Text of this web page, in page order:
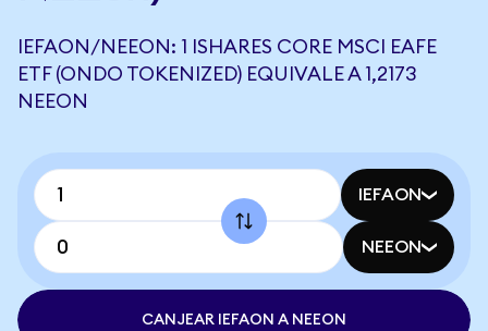
IEFAON/NEEON: 1 ISHARES CORE MSCI EAFE
ETF (ONDO TOKENIZED) EQUIVALE A 1,2173
NEEON
IEFAON
NEEON
CANJEAR IEFAON A NEEON